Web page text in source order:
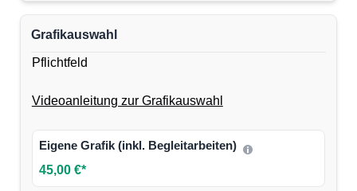
Grafikauswahl
Pflichtfeld
Videoanleitung zur Grafikauswahl
Eigene Grafik (inkl. Begleitarbeiten)
45,00 €*